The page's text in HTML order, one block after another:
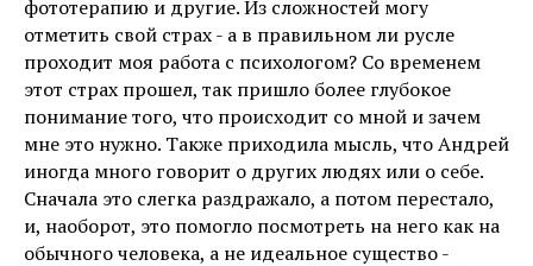
фототерапию и другие. Из сложностей могу
отметить свой страх - а в правильном ли русле
проходит моя работа с психологом? Со временем
этот страх прошел, так пришло более глубокое
понимание того, что происходит со мной и зачем
мне это нужно. Также приходила мысль, что Андрей
иногда много говорит о других людях или о себе.
Сначала это слегка раздражало, а потом перестало,
и, наоборот, это помогло посмотреть на него как на
обычного человека, а не идеальное существо -